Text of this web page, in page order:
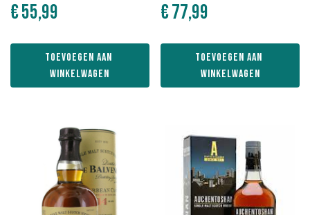
€55,99
Toevoegen aan
winkelwagen
€77,99
Toevoegen aan
winkelwagen